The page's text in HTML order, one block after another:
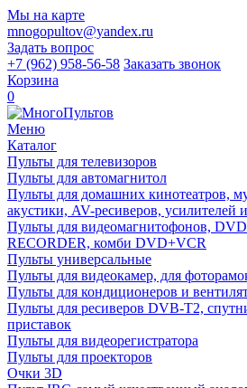
Мы на карте
mnogopultov@yandex.ru
Задать вопрос
+7 (962) 958-56-58 Заказать звонок
Корзина
0
Меню
Каталог
Пульты для телевизоров
Пульты для автомагнитол
Пульты для домашних кинотеатров,
акустики, AV-ресиверов, усилителей
Пульты для видеомагнитофонов,
RECORDER, комби DVD+VCR
Пульты универсальные
Пульты для видеокамер, для
Пульты для кондиционеров и
Пульты для ресиверов DVB-T2,
приставок
Пульты для видеорегистратора
Пульты для проекторов
Очки 3D